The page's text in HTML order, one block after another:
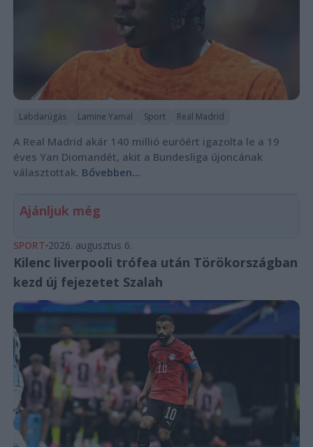
Labdarúgás Lamine Yamal Sport Real Madrid
A Real Madrid akár 140 millió euróért igazolta le a 19
éves Yan Diomandét, akit a Bundesliga újoncának
választottak. Bővebben...
Ajánljuk még
SPORT 2026. augusztus 6.
Kilenc liverpooli trófea után Törökországban
kezd új fejezetet Szalah